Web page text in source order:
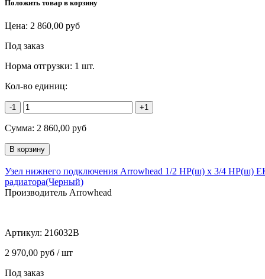
Положить товар в корзину
Цена: 2 860,00 руб
Под заказ
Норма отгрузки: 1 шт.
Кол-во единиц:
-1 +1
Сумма: 2 860,00 руб
Узел нижнего подключения Arrowhead 1/2 НР(ш) х 3/4 НР(ш)
радиатора(Черный)
Производитель Arrowhead
Артикул: 216032B
2 970,00 руб / шт
Под заказ